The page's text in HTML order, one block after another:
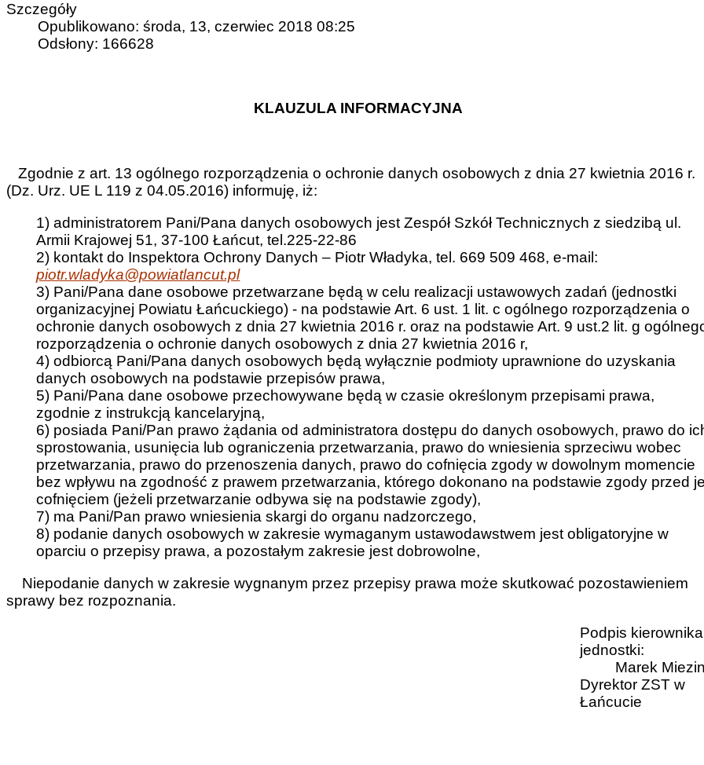
Szczegóły
Opublikowano: środa, 13, czerwiec 2018 08:25
Odsłony: 166628
KLAUZULA INFORMACYJNA
Zgodnie z art. 13 ogólnego rozporządzenia o ochronie danych osobowych z dnia 27 kwietnia 2016 r.
(Dz. Urz. UE L 119 z 04.05.2016) informuję, iż:
1) administratorem Pani/Pana danych osobowych jest Zespół Szkół Technicznych z siedzibą ul.
Armii Krajowej 51, 37-100 Łańcut, tel.225-22-86
2) kontakt do Inspektora Ochrony Danych – Piotr Władyka, tel. 669 509 468, e-mail:
piotr.wladyka@powiatlancut.pl
3) Pani/Pana dane osobowe przetwarzane będą w celu realizacji ustawowych zadań (jednostki
organizacyjnej Powiatu Łańcuckiego) - na podstawie Art. 6 ust. 1 lit. c ogólnego rozporządzenia o
ochronie danych osobowych z dnia 27 kwietnia 2016 r. oraz na podstawie Art. 9 ust.2 lit. g
rozporządzenia o ochronie danych osobowych z dnia 27 kwietnia 2016 r,
4) odbiorcą Pani/Pana danych osobowych będą wyłącznie podmioty uprawnione do uzyskania
danych osobowych na podstawie przepisów prawa,
5) Pani/Pana dane osobowe przechowywane będą w czasie określonym przepisami prawa,
zgodnie z instrukcją kancelaryjną,
6) posiada Pani/Pan prawo żądania od administratora dostępu do danych osobowych, prawo do
sprostowania, usunięcia lub ograniczenia przetwarzania, prawo do wniesienia sprzeciwu wobec
przetwarzania, prawo do przenoszenia danych, prawo do cofnięcia zgody w dowolnym momencie
bez wpływu na zgodność z prawem przetwarzania, którego dokonano na podstawie zgody przed
cofnięciem (jeżeli przetwarzanie odbywa się na podstawie zgody),
7) ma Pani/Pan prawo wniesienia skargi do organu nadzorczego,
8) podanie danych osobowych w zakresie wymaganym ustawodawstwem jest obligatoryjne w
oparciu o przepisy prawa, a pozostałym zakresie jest dobrowolne,
Niepodanie danych w zakresie wygnanym przez przepisy prawa może skutkować pozostawieniem
sprawy bez rozpoznania.
Podpis kierownika
jednostki:
Marek Miezin
Dyrektor ZST w
Łańcucie